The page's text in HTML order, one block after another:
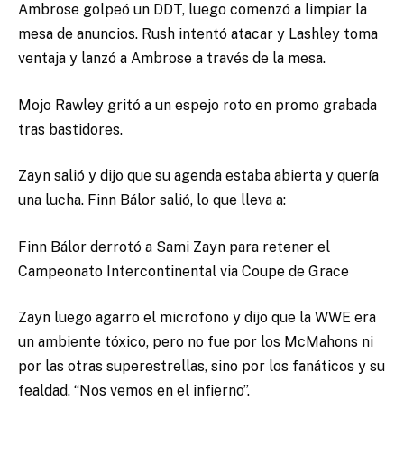
Ambrose golpeó un DDT, luego comenzó a limpiar la
mesa de anuncios. Rush intentó atacar y Lashley toma
ventaja y lanzó a Ambrose a través de la mesa.
Mojo Rawley gritó a un espejo roto en promo grabada
tras bastidores.
Zayn salió y dijo que su agenda estaba abierta y quería
una lucha. Finn Bálor salió, lo que lleva a:
Finn Bálor derrotó a Sami Zayn para retener el
Campeonato Intercontinental via Coupe de Grace
Zayn luego agarro el microfono y dijo que la WWE era
un ambiente tóxico, pero no fue por los McMahons ni
por las otras superestrellas, sino por los fanáticos y su
fealdad. “Nos vemos en el infierno”.